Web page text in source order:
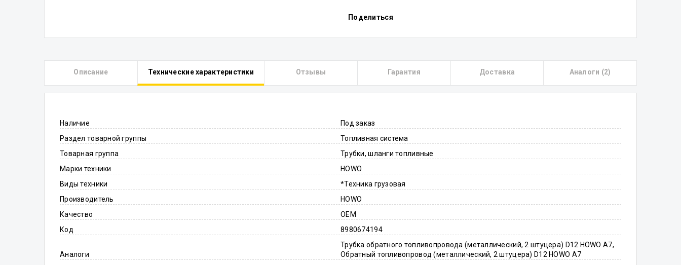
Поделиться
Описание Технические характеристики Отзывы Гарантия Доставка Аналоги (2)
Наличие
Под заказ
Раздел товарной группы
Топливная система
Товарная группа
Трубки, шланги топливные
Марки техники
HOWO
Виды техники
*Техника грузовая
Производитель
HOWO
Качество
OEM
Код
8980674194
Аналоги
Трубка обратного топливопровода (металлический, 2 штуцера) D12 HOWO A7,
Обратный топливопровод (металлический, 2 штуцера) D12 HOWO A7